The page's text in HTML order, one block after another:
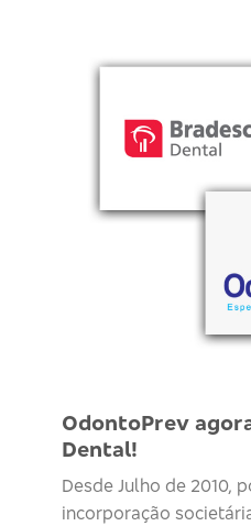
OdontoPrev
Dental!
Desde Julho de 2010,
incorporação